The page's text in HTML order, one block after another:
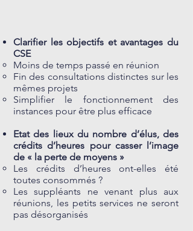
Clarifier les objectifs et avantages du
CSE
Moins de temps passé en réunion
Fin des consultations distinctes sur les
mêmes projets
Simplifier le fonctionnement des
instances pour être plus efficace
Etat des lieux du nombre d’élus, des
crédits d’heures pour casser l’image
de « la perte de moyens »
Les crédits d’heures ont-elles été
toutes consommés ?
Les suppléants ne venant plus aux
réunions, les petits services ne seront
pas désorganisés